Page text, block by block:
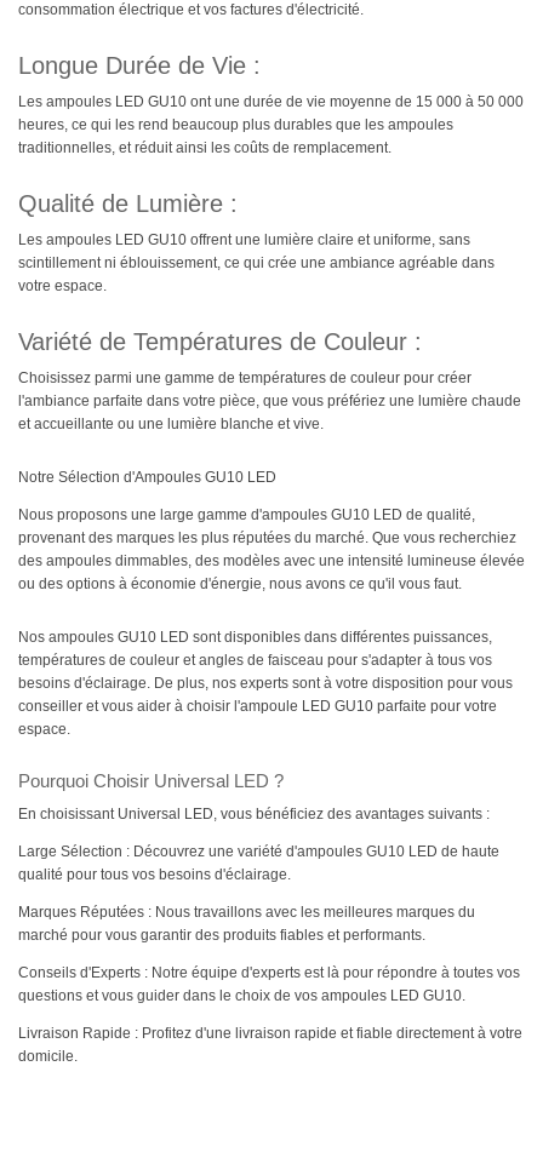
consommation électrique et vos factures d'électricité.
Longue Durée de Vie :
Les ampoules LED GU10 ont une durée de vie moyenne de 15 000 à 50 000
heures, ce qui les rend beaucoup plus durables que les ampoules
traditionnelles, et réduit ainsi les coûts de remplacement.
Qualité de Lumière :
Les ampoules LED GU10 offrent une lumière claire et uniforme, sans
scintillement ni éblouissement, ce qui crée une ambiance agréable dans
votre espace.
Variété de Températures de Couleur :
Choisissez parmi une gamme de températures de couleur pour créer
l'ambiance parfaite dans votre pièce, que vous préfériez une lumière chaude
et accueillante ou une lumière blanche et vive.
Notre Sélection d'Ampoules GU10 LED
Nous proposons une large gamme d'ampoules GU10 LED de qualité,
provenant des marques les plus réputées du marché. Que vous recherchiez
des ampoules dimmables, des modèles avec une intensité lumineuse élevée
ou des options à économie d'énergie, nous avons ce qu'il vous faut.
Nos ampoules GU10 LED sont disponibles dans différentes puissances,
températures de couleur et angles de faisceau pour s'adapter à tous vos
besoins d'éclairage. De plus, nos experts sont à votre disposition pour vous
conseiller et vous aider à choisir l'ampoule LED GU10 parfaite pour votre
espace.
Pourquoi Choisir Universal LED ?
En choisissant Universal LED, vous bénéficiez des avantages suivants :
Large Sélection : Découvrez une variété d'ampoules GU10 LED de haute
qualité pour tous vos besoins d'éclairage.
Marques Réputées : Nous travaillons avec les meilleures marques du
marché pour vous garantir des produits fiables et performants.
Conseils d'Experts : Notre équipe d'experts est là pour répondre à toutes vos
questions et vous guider dans le choix de vos ampoules LED GU10.
Livraison Rapide : Profitez d'une livraison rapide et fiable directement à votre
domicile.